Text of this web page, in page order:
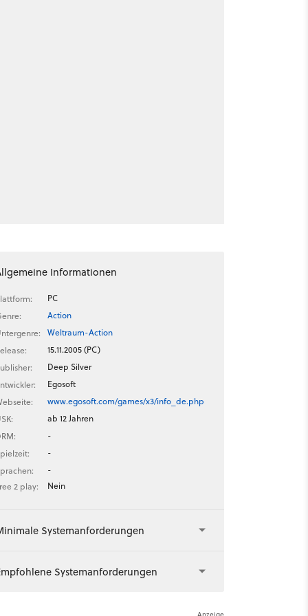
Informationen
PC
Action
Weltraum-Action
15.11.2005 (PC)
Deep Silver
Egosoft
www.egosoft.com/games/x3/info_de.php
ab 12 Jahren
-
-
-
2 play:
Nein
Systemanforderungen
Systemanforderungen